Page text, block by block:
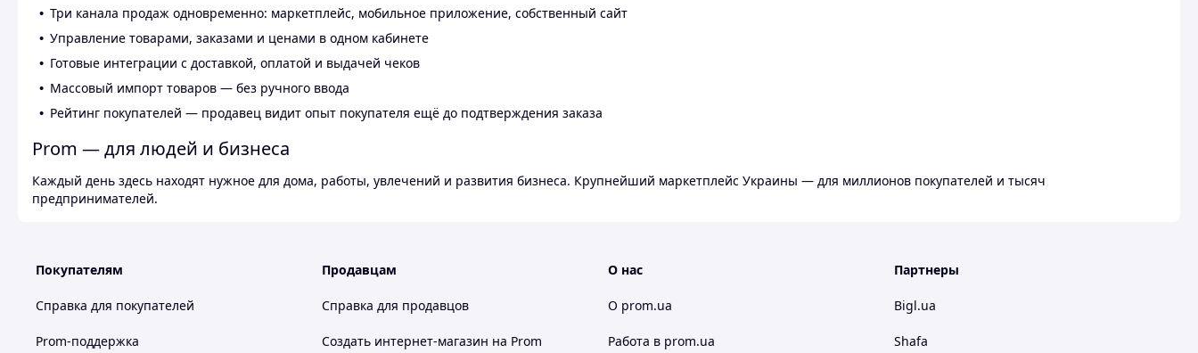
Три канала продаж одновременно: маркетплейс, мобильное приложение, собственный сайт
Управление товарами, заказами и ценами в одном кабинете
Готовые интеграции с доставкой, оплатой и выдачей чеков
Массовый импорт товаров — без ручного ввода
Рейтинг покупателей — продавец видит опыт покупателя ещё до подтверждения заказа
Prom — для людей и бизнеса
Каждый день здесь находят нужное для дома, работы, увлечений и развития бизнеса. Крупнейший маркетплейс Украины — для миллионов покупателей и тысяч
предпринимателей.
Покупателям
Справка для покупателей
Prom-поддержка
Продавцам
Справка для продавцов
Создать интернет-магазин на Prom
О нас
О prom.ua
Работа в prom.ua
Партнеры
Bigl.ua
Shafa